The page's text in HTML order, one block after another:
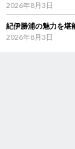
2026年8月3日
紀伊勝浦の魅力を
2026年8月3日